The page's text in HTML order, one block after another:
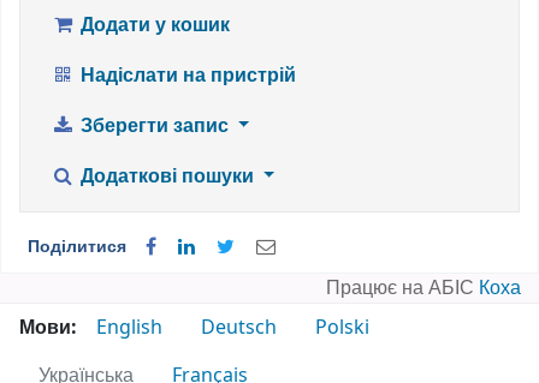
Додати у кошик
Надіслати на пристрій
Зберегти запис
Додаткові пошуки
Поділитися
Працює на АБІС Коха
Мови:
English Deutsch
Polski
Українська
Français